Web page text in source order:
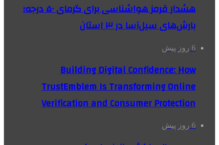
هشدار قرمز هواشناسی برای گرمای ۵۰ درجه؛
بارش‌های سیل‌آسا در ۳ استان
6 روز پیش
Building Digital Confidence: How
TrustEmblem Is Transforming Online
Verification and Consumer Protection
6 روز پیش